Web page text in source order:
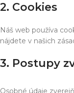
2. Cookies
Náš web používa
nájdete v našich
3. Postupy
Osobné údaje